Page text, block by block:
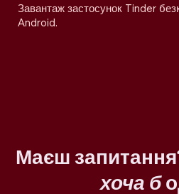
Завантаж застосунок Tinder
Android.
Маєш
хоча б